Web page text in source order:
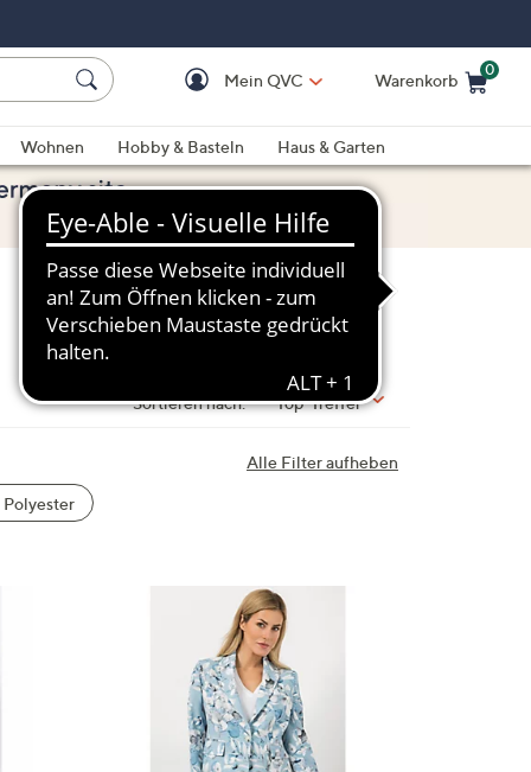
Mein QVC Warenkorb
0
Wohnen Hobby & Basteln
Haus & Garten
Sortieren nach: Top-Treffer
Alle Filter aufheben
Polyester